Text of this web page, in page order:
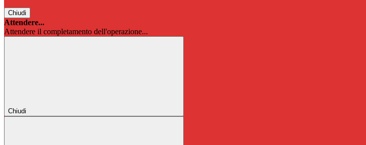
Chiudi
Attendere...
Attendere il completamento dell'operazione...
Chiudi